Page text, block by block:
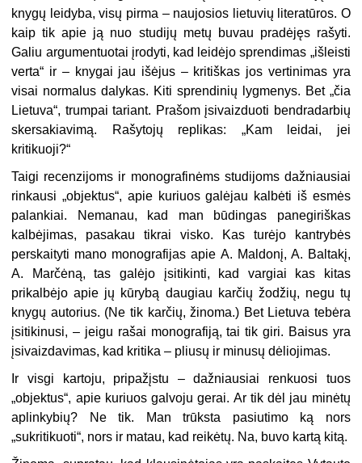
knygų leidyba, visų pirma – naujosios lietuvių literatūros. O
kaip tik apie ją nuo studijų metų buvau pradėjęs rašyti.
Galiu argumentuotai įrodyti, kad leidėjo sprendimas „išleisti
verta“ ir – knygai jau išėjus – kritiškas jos vertinimas yra
visai normalus dalykas. Kiti sprendinių lygmenys. Bet „čia
Lietuva“, trumpai tariant. Prašom įsivaizduoti bendradarbių
skersakiavimą. Rašytojų replikas: „Kam leidai, jei
kritikuoji?“
Taigi recenzijoms ir monografinėms studijoms dažniausiai
rinkausi „objektus“, apie kuriuos galėjau kalbėti iš esmės
palankiai. Nemanau, kad man būdingas panegiriškas
kalbėjimas, pasakau tikrai visko. Kas turėjo kantrybės
perskaityti mano monografijas apie A. Maldonį, A. Baltakį,
A. Marčėną, tas galėjo įsitikinti, kad vargiai kas kitas
prikalbėjo apie jų kūrybą daugiau karčių žodžių, negu tų
knygų autorius. (Ne tik karčių, žinoma.) Bet Lietuva tebėra
įsitikinusi, – jeigu rašai monografiją, tai tik giri. Baisus yra
įsivaizdavimas, kad kritika – pliusų ir minusų dėliojimas.
Ir visgi kartoju, pripažįstu – dažniausiai renkuosi tuos
„objektus“, apie kuriuos galvoju gerai. Ar tik dėl jau minėtų
aplinkybių? Ne tik. Man trūksta pasiutimo ką nors
„sukritikuoti“, nors ir matau, kad reikėtų. Na, buvo kartą kitą.